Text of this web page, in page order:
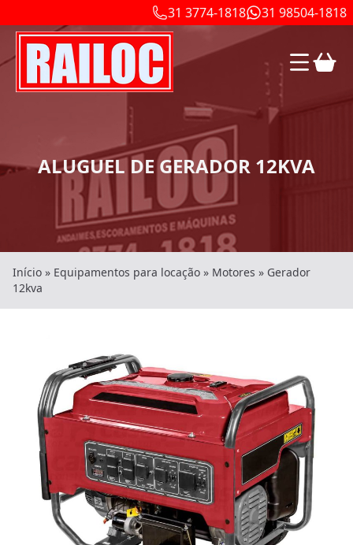
31 3774-1818 31 98504-1818
ALUGUEL DE GERADOR 12KVA
Início » Equipamentos para locação » Motores » Gerador
12kva